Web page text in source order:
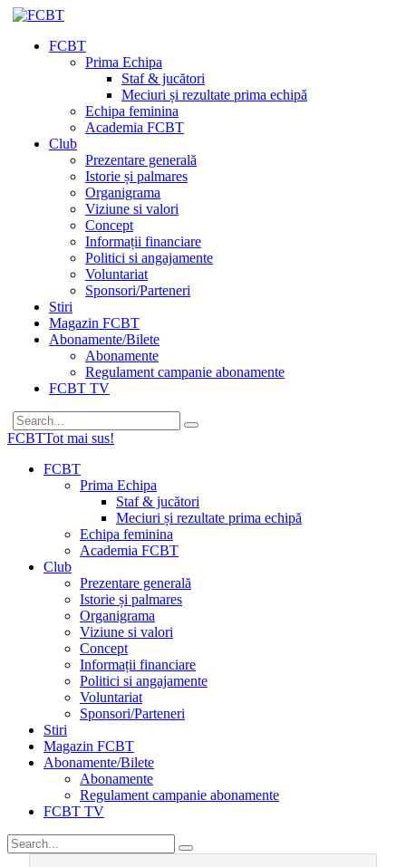
FCBT
Prima Echipa
Staf & jucători
Meciuri și rezultate prima echipă
Echipa feminina
Academia FCBT
Club
Prezentare generală
Istorie și palmares
Organigrama
Viziune si valori
Concept
Informații financiare
Politici si angajamente
Voluntariat
Sponsori/Parteneri
Stiri
Magazin FCBT
Abonamente/Bilete
Abonamente
Regulament campanie abonamente
FCBT TV
FCBTTot mai sus!
FCBT
Prima Echipa
Staf & jucători
Meciuri și rezultate prima echipă
Echipa feminina
Academia FCBT
Club
Prezentare generală
Istorie și palmares
Organigrama
Viziune si valori
Concept
Informații financiare
Politici si angajamente
Voluntariat
Sponsori/Parteneri
Stiri
Magazin FCBT
Abonamente/Bilete
Abonamente
Regulament campanie abonamente
FCBT TV